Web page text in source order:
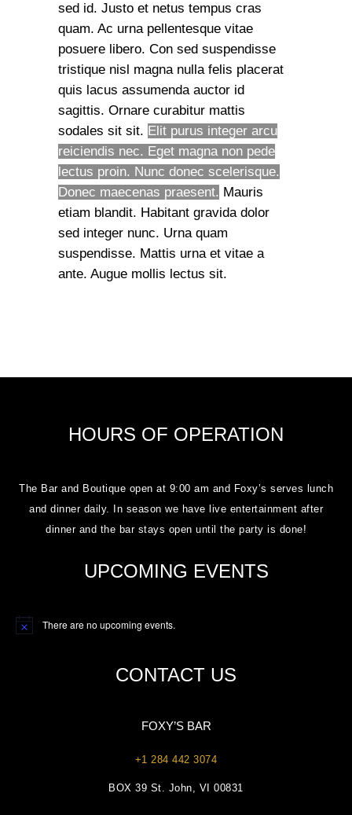
sed id. Justo et netus tempus cras
quam. Ac urna pellentesque vitae
posuere libero. Con sed suspendisse
tristique nisl magna nulla felis placerat
quis lacus assumenda auctor id
sagittis. Ornare curabitur mattis
sodales sit sit. Elit purus integer arcu
reiciendis nec. Eget magna non pede
lectus proin. Nunc donec scelerisque.
Donec maecenas praesent. Mauris
etiam blandit. Habitant gravida dolor
sed integer nunc. Urna quam
suspendisse. Mattis urna et vitae a
ante. Augue mollis lectus sit.
HOURS OF OPERATION
The Bar and Boutique open at 9:00 am and Foxy’s serves lunch
and dinner daily. In season we have live entertainment after
dinner and the bar stays open until the party is done!
UPCOMING EVENTS
Notice There are no upcoming events.
CONTACT US
FOXY’S BAR
+1 284 442 3074
BOX 39 St. John, VI 00831